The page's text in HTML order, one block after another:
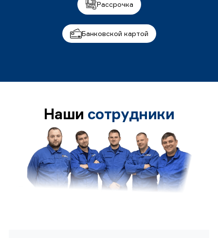
Рассрочка
Банковской картой
Наши сотрудники